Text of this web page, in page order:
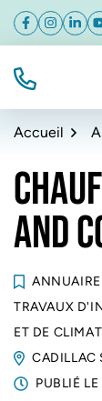
Aller
navigation
Aller
au
Aller
au
de
Facebook
(ouverture
TÉL.
Accueil
AND
ANNUAIRE
TRAVAUX
ET DE
CADILLAC
PUBLIÉ LE